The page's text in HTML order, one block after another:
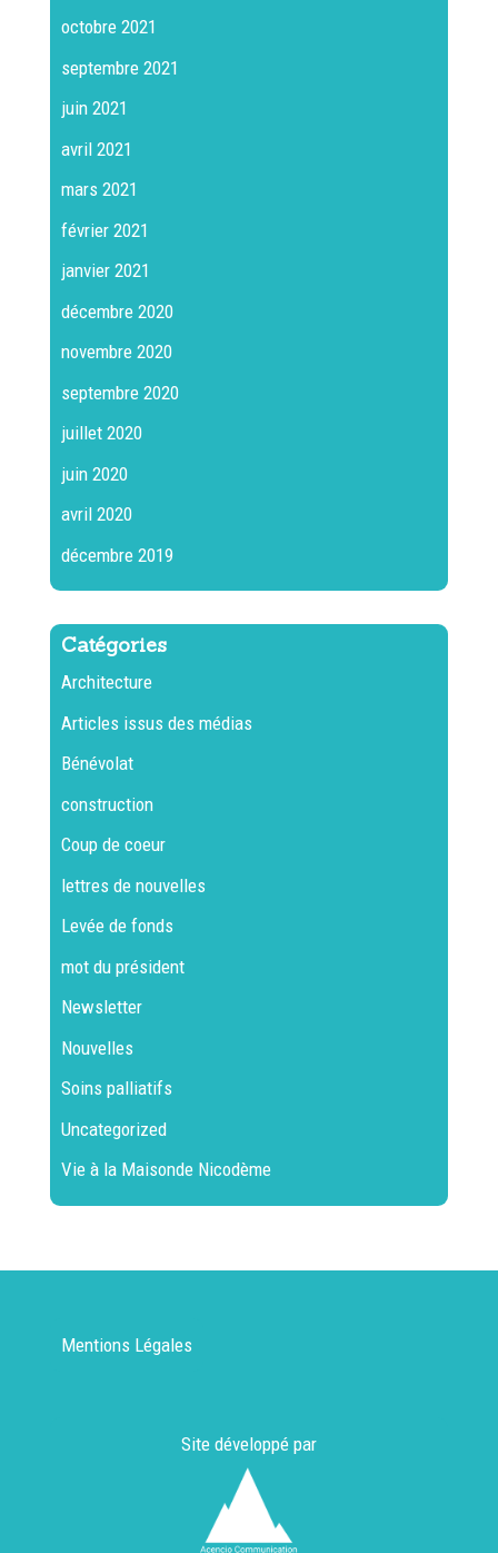
octobre 2021
septembre 2021
juin 2021
avril 2021
mars 2021
février 2021
janvier 2021
décembre 2020
novembre 2020
septembre 2020
juillet 2020
juin 2020
avril 2020
décembre 2019
Catégories
Architecture
Articles issus des médias
Bénévolat
construction
Coup de coeur
lettres de nouvelles
Levée de fonds
mot du président
Newsletter
Nouvelles
Soins palliatifs
Uncategorized
Vie à la Maisonde Nicodème
Mentions Légales
Site développé par